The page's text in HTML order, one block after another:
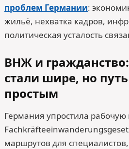
проблем Германии:
жильё, нехватка кадров,
политическая усталость
ВНЖ и
стали шире, но
простым
Германия упростила
маршрутов для